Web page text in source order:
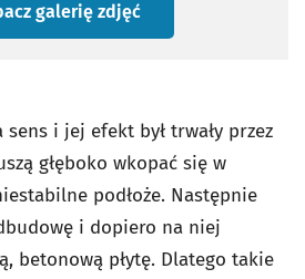
galerię zdjęć
sens i jej efekt był trwały przez
głęboko wkopać się w
podłoże. Następnie
i dopiero na niej
betonową płytę. Dlatego takie